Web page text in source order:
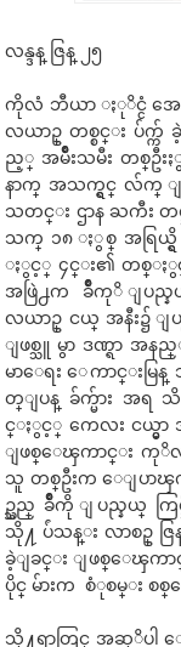
လန္ဒန္ ဇြန္ ၂၅
ကိုလံ ဘီယာ ႏုိင္ငံ အေ
လယာဥ္ တစ္စင္း ပ်က္
ည့္ အမ်ဳိးသမီး တစ္ဦး
နာက္ အသက္ရွင္ လ်က္ ျ
သတင္း ဌာန ႀကီး တ
သက္ ၁၈ ႏွစ္ အရြယ္ရွိ
ႏွင့္ ၄င္း၏ တစ္ႏွစ္
အဖြဲ႕က ခ်ဳိကုိ ျပည္နယ္
လယာဥ္ ငယ္ အနီး၌ ျပ
ျဖစ္သူ မွာ ဒဏ္ရာ အ
မာေရး ေကာင္းမြ
တ္ျပန္ ခ်က္မ်ား အ
င္ႏွင့္ ကေလး ငယ္မွာ
ျဖစ္ေၾကာင္း ကုိ
သူ တစ္ဦးက ေျပာၾ
ဥ္သည္ ခ်ဳိကို ျပည္နယ္ က
သို႔ ပ်ံသန္း လာစဥ္ ဇ
ခဲ့ျခင္း ျဖစ္ေၾက
ပိုင္ မ်ားက စံုစမ္း
သို႔ရာတြင္ အဆုိပါ